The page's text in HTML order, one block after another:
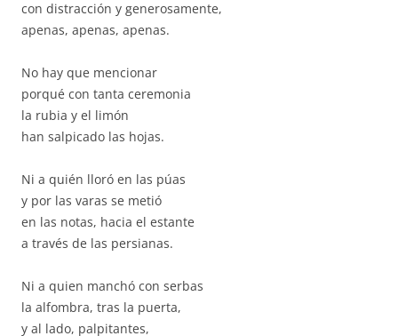
con distracción y generosamente,
apenas, apenas, apenas.
No hay que mencionar
porqué con tanta ceremonia
la rubia y el limón
han salpicado las hojas.
Ni a quién lloró en las púas
y por las varas se metió
en las notas, hacia el estante
a través de las persianas.
Ni a quien manchó con serbas
la alfombra, tras la puerta,
y al lado, palpitantes,